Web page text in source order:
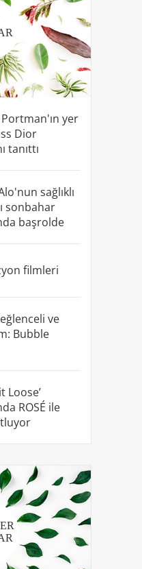
yer
Dior
tanıttı
sağlıklı
sonbahar
başrolde
filmleri
ve
Bubble
Loose’
ROSÉ ile